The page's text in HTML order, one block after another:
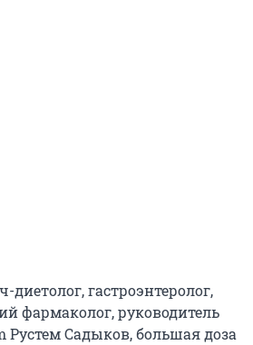
гастроэнтеролог,
фармаколог, руководитель
Садыков, большая доза